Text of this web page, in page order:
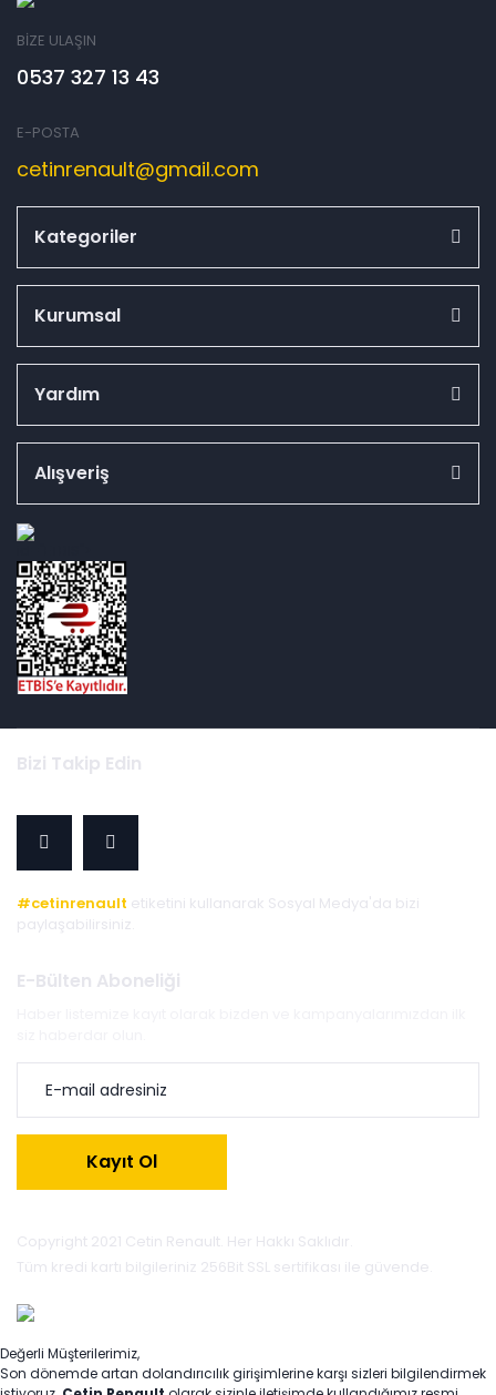
BİZE ULAŞIN
0537 327 13 43
E-POSTA
cetinrenault@gmail.com
Kategoriler
Kurumsal
Yardım
Alışveriş
Bizi Takip Edin
#cetinrenault etiketini kullanarak Sosyal Medya'da bizi
paylaşabilirsiniz.
E-Bülten Aboneliği
Kayıt Ol
Copyright 2021 Cetin Renault. Her Hakkı Saklıdır.
Tüm kredi kartı bilgileriniz 256Bit SSL sertifikası ile güvende.
Değerli Müşterilerimiz,
Son dönemde artan dolandırıcılık girişimlerine karşı sizleri bilgilendirmek